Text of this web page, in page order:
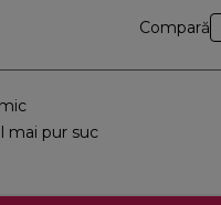
Compară
mai pur suc